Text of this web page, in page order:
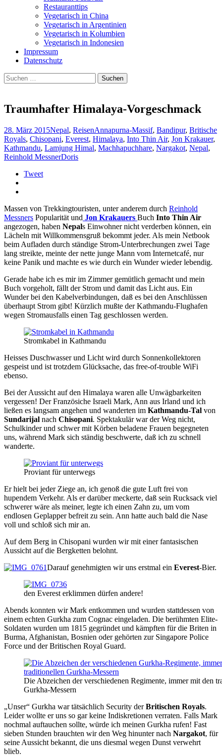
Restauranttips
Vegetarisch in China
Vegetarisch in Argentinien
Vegetarisch in Kolumbien
Vegetarisch in Indonesien
Impressum
Datenschutz
Suchen
nach:
Traumhafter Himalaya-Vorgeschmack
28. März 2015Nepal, ReisenAnnapurna-Massif, Bandipur, Britische
Royals, Chisopani, Everest, Himalaya, Into Thin Air, Jon Krakauer,
Kathmandu, Lamjung Himal, Machhapuchhare, Nargakot, Nepal,
Reinhold MessnerDoris
Tweet
Massen von Trekkingtouristen, unter anderem durch Reinhold
Messners Popularität und Jon Krakauers Buch Into Thin Air
angezogen, haben Nepals Einwohner nicht verderben können, ein
Lächeln mit Willkommensgruß bekommt jeder. Als mein Netbook
beim Aufladen durch ständige Strom-Unterbrechungen zwei Tage
lang streikte, meinte der nette junge Mann vom Internetcafé, nur
keine Panik und machte es wie durch ein Wunder wieder lebendig.
Gerade habe ich es mir im Zimmer gemütlich gemacht und mein
Buch vorgeholt, fällt der Strom und damit das Licht aus. Ein
Wunder bei den Kabelverbindungen, daß es bei den Anschlüssen
überhaupt Strom gibt! Kürzlich mußte der Kathmandu-Flughafen
wegen Stromausfalls einen Tag geschlossen werden.
Stromkabel in Kathmandu
Heisses Duschwasser und Licht wird durch Sonnenkollektoren
gespeist und ist trotzdem Glücksache, das free-of-trouble WiFi
ebenso.
Bei der Aussicht auf den Himalaya waren alle Unwägbarkeiten
vergessen! Der Französiche Israeli Mark, Ann aus Irland und ich
ließen es langsam angehen und wanderten im Kathmandu-Tal von
Sundarijal nach Chisopani. Spektakulär war der Weg nicht,
Schulkinder und schwer mit Körben beladene Frauen begegneten
uns, während Mark sich ständig beschwerte, daß ich zu schnell
wanderte.
Proviant für unterwegs
Er hielt bei jeder Ziege an, ich genoß die gute Luft frei von
hupendem Verkehr. Als er darüber meckerte, daß sein Rucksack viel
schwerer wäre als meiner, legte ich einen Zahn zu, um vom
endlosen Geplapper befreit zu sein. Ann hatte auch bald die Nase
voll und schloß sich mir an.
Auf dem Berg in Chisopani wurden wir mit einer fantasischen
Aussicht auf die Bergketten belohnt.
Darauf genehmigten wir uns erstmal ein Everest-Bier.
den Everest erklimmen dürfen andere!
Abends konnten wir Mark entkommen und wurden stattdessen von
einem echten Gurkha zum Cognac eingeladen. Die berühmten Elite-
Soldaten wurden um 1815 gegründet und kämpften für die Briten in
Burma, Afghanistan, Bosnien oder gehörten zur Singapore Police
Force und der Britischen Royal Guard.
Die Abzeichen der verschiedenen Regimente, immer mit den
Gurkha-Messern
„Unser“ Gurkha war tätsächlich Security derBritischen Royals.
Leider wollte er uns so gar keine Indiskretionen verraten. Falls Mark
nochmal auftauchen sollte, würde ich meinen Gurkha rufen! Fast
sieben Stunden brauchten wir den Weg hinunter nach Nargakot, für
seine Aussicht bekannt, die uns diesmal wegen Dunst verwehrt
blieb.